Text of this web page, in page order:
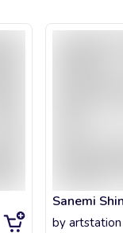
by artstation